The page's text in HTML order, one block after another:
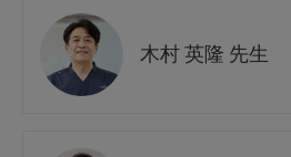
木村 英隆 先生